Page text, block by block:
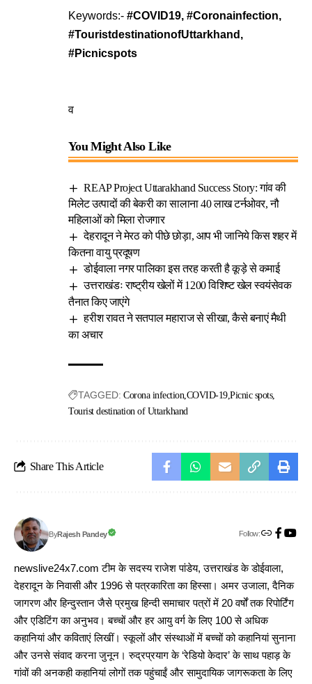
Keywords:- #COVID19, #Coronainfection,
#TouristdestinationofUttarkhand ,
#Picnicspots
व
You Might Also Like
REAP Project Uttarakhand Success Story: गांव की
मिलेट उत्पादों की बेकरी का सालाना 40 लाख टर्नओवर, नौ
महिलाओं को मिला रोजगार
देहरादून ने मेरठ को पीछे छोड़ा, आप भी जानिये किस शहर में
कितना वायु प्रदूषण
डोईवाला नगर पालिका इस तरह करती है कूड़े से कमाई
उत्तराखंडः राष्ट्रीय खेलों में 1200 विशिष्ट खेल स्वयंसेवक
तैनात किए जाएंगे
हरीश रावत ने सतपाल महाराज से सीखा, कैसे बनाएं मैथी
का अचार
TAGGED: Corona infection COVID-19 Picnic spots
Tourist destination of Uttarkhand
Share This Article
ByRajesh Pandey Follow:
newslive24x7.com टीम के सदस्य राजेश पांडेय, उत्तराखंड के डोईवाला,
देहरादून के निवासी और 1996 से पत्रकारिता का हिस्सा। अमर उजाला, दैनिक
जागरण और हिन्दुस्तान जैसे प्रमुख हिन्दी समाचार पत्रों में 20 वर्षों तक रिपोर्टिंग
और एडिटिंग का अनुभव। बच्चों और हर आयु वर्ग के लिए 100 से अधिक
कहानियां और कविताएं लिखीं। स्कूलों और संस्थाओं में बच्चों को कहानियां सुनाना
और उनसे संवाद करना जुनून। रुद्रप्रयाग के ‘रेडियो केदार’ के साथ पहाड़ के
गांवों की अनकही कहानियां लोगों तक पहुंचाईं और सामुदायिक जागरूकता के लिए